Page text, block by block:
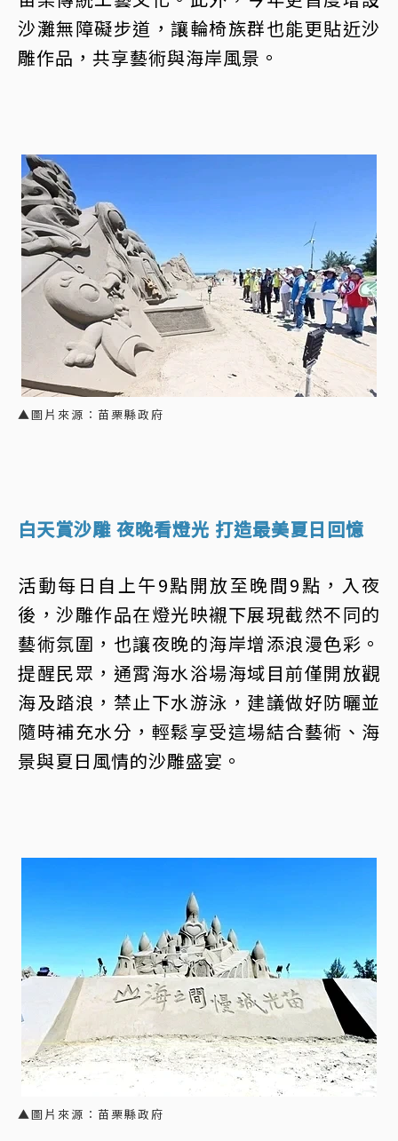
沙灘無障礙步道，讓輪椅族群也能更貼近沙
雕作品，共享藝術與海岸風景。
▲圖片來源：苗栗縣政府
白天賞沙雕 夜晚看燈光 打造最美夏日回憶
活動每日自上午9點開放至晚間9點，入夜
後，沙雕作品在燈光映襯下展現截然不同的
藝術氛圍，也讓夜晚的海岸增添浪漫色彩。
提醒民眾，通霄海水浴場海域目前僅開放觀
海及踏浪，禁止下水游泳，建議做好防曬並
隨時補充水分，輕鬆享受這場結合藝術、海
景與夏日風情的沙雕盛宴。
▲圖片來源：苗栗縣政府